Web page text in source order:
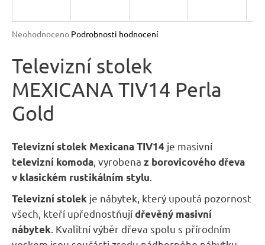
Průměrné
produktu
0,0
z
5
hvězdiček.
Neohodnoceno Podrobnosti hodnocení
Televizní stolek
MEXICANA TIV14 Perla
Gold
Televizní stolek MexicanaTIV14 je masivní
televizní komoda , vyrobena z borovicového dřeva
v klasickém rustikálním stylu
Televizní stolek je nábytek, který upoutá pozornost
všech, kteří upřednostňujídřevěný masivní
nábytek . Kvalitní výběr dřeva spolu s přírodním
a
í
t
?
HLEDAT
D
o
p